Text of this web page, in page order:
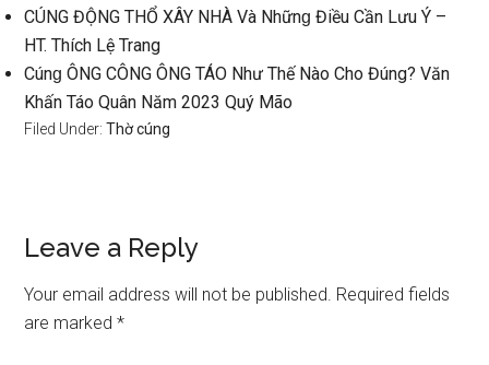
CÚNG ĐỘNG THỔ XÂY NHÀ Và Nhữnɡ Điều Cần Lưu Ý –
HT. Thích Lệ Trang
Cúnɡ ÔNG CÔNG ÔNG TÁO Như Thế Nào Cho Đúng? Văn
Khấn Táo Quân Năm 2023 Quý Mão
Filed Under:Thờ cúng
Reader
Interactions
Leave a Reply
Your email address will not be published. Required fields
are marked*